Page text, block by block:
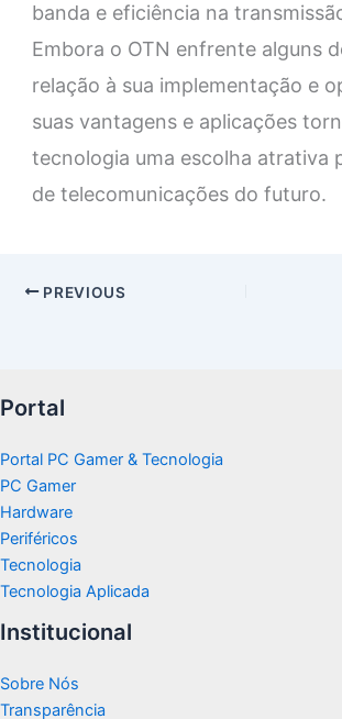
banda e eficiência na
Embora o OTN enfrente alguns
relação à sua implementação e
suas vantagens e aplicações
tecnologia uma escolha atrativa
de telecomunicações do futuro.
PREVIOUS
Portal
Portal PC Gamer & Tecnologia
PC Gamer
Hardware
Periféricos
Tecnologia
Tecnologia Aplicada
Institucional
Sobre Nós
Transparência